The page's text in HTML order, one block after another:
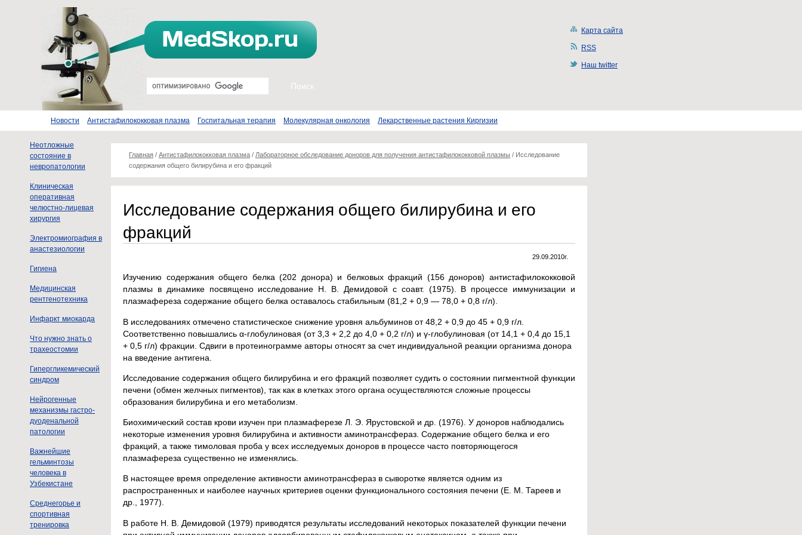
Карта сайта
RSS
Наш twitter
Новости Антистафилококковая плазма Госпитальная терапия Молекулярная онкология Лекарственные растения Киргизии
Неотложные
состояние в
невропатологии
Клиническая
оперативная
челюстно-лицевая
хирургия
Электромиография в
анастезиологии
Гигиена
Медицинская
рентгенотехника
Инфаркт миокарда
Что нужно знать о
трахеостомии
Гипергликемический
синдром
Нейрогенные
механизмы гастро-
дуоденальной
патологии
Важнейшие
гельминтозы
человека в
Узбекистане
Среднегорье и
спортивная
тренировка
Главная / Антистафилококковая плазма / Лабораторное обследование доноров для получения антистафилококковой плазмы / Исследование
содержания общего билирубина и его фракций
Исследование содержания общего билирубина и его
фракций
29.09.2010г.
Изучению содержания общего белка (202 донора) и белковых фракций (156 доноров) антистафилококковой
плазмы в динамике посвящено исследование Н. В. Демидовой с соавт. (1975). В процессе иммунизации и
плазмафереза содержание общего белка оставалось стабильным (81,2 + 0,9 — 78,0 + 0,8 г/л).
В исследованиях отмечено статистическое снижение уровня альбуминов от 48,2 + 0,9 до 45 + 0,9 г/л.
Соответственно повышались α-глобулиновая (от 3,3 + 2,2 до 4,0 + 0,2 г/л) и γ-глобулиновая (от 14,1 + 0,4 до 15,1
+ 0,5 г/л) фракции. Сдвиги в протеинограмме авторы относят за счет индивидуальной реакции организма донора
на введение антигена.
Исследование содержания общего билирубина и его фракций позволяет судить о состоянии пигментной функции
печени (обмен желчных пигментов), так как в клетках этого органа осуществляются сложные процессы
образования билирубина и его метаболизм.
Биохимический состав крови изучен при плазмаферезе Л. Э. Ярустовской и др. (1976). У доноров наблюдались
некоторые изменения уровня билирубина и активности аминотрансфераз. Содержание общего белка и его
фракций, а также тимоловая проба у всех исследуемых доноров в процессе часто повторяющегося
плазмафереза существенно не изменялись.
В настоящее время определение активности аминотрансфераз в сыворотке является одним из
распространенных и наиболее научных критериев оценки функционального состояния печени (Е. М. Тареев и
др., 1977).
В работе Н. В. Демидовой (1979) приводятся результаты исследований некоторых показателей функции печени